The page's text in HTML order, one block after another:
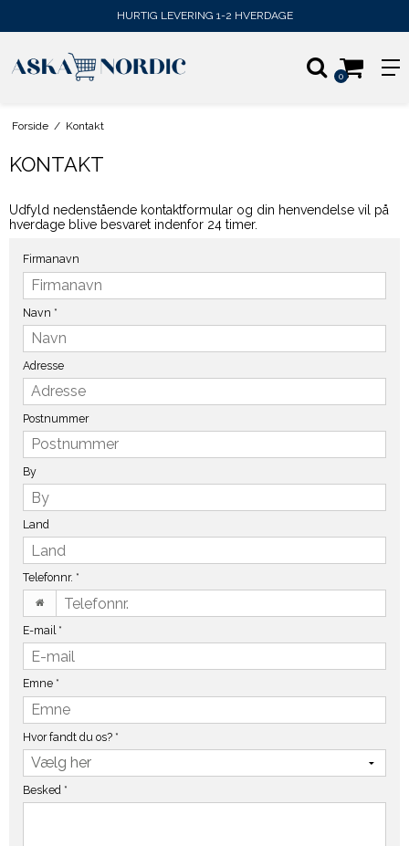
HURTIG LEVERING 1-2 HVERDAGE
0
Forside / Kontakt
KONTAKT
Udfyld nedenstående kontaktformular og din henvendelse vil på
hverdage blive besvaret indenfor 24 timer.
Firmanavn
Navn *
Adresse
Postnummer
By
Land
Telefonnr. *
E-mail *
Emne *
Hvor fandt du os? *
Besked *